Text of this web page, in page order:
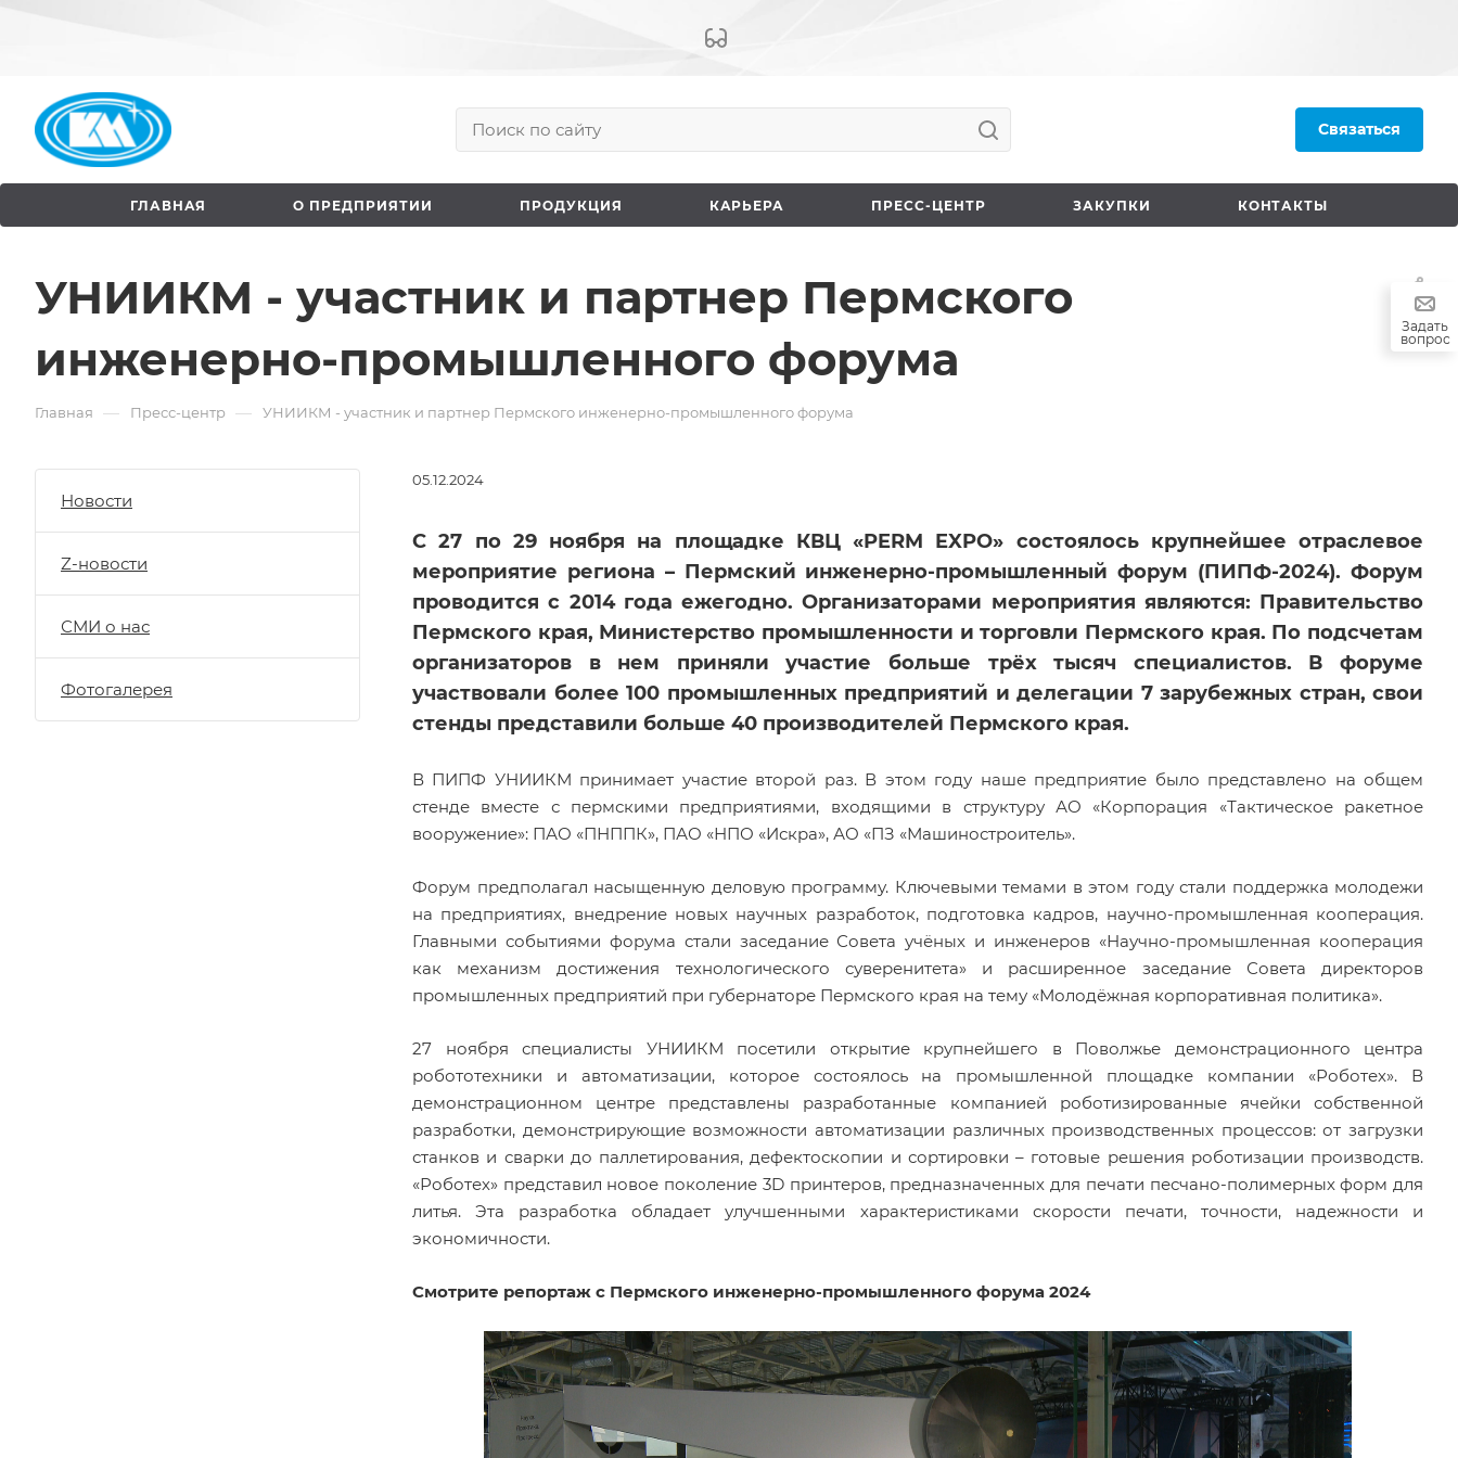
Связаться
ГЛАВНАЯ О ПРЕДПРИЯТИИ ПРОДУКЦИЯ КАРЬЕРА ПРЕCC-ЦЕНТР ЗАКУПКИ КОНТАКТЫ
УНИИКМ - участник и партнер Пермского
инженерно-промышленного форума
Главная — Пресс-центр — УНИИКМ - участник и партнер Пермского инженерно-промышленного форума
05.12.2024
С 27 по 29 ноября на площадке КВЦ «PERM EXPO» состоялось крупнейшее отраслевое
мероприятие региона – Пермский инженерно-промышленный форум (ПИПФ-2024). Форум
проводится с 2014 года ежегодно. Организаторами мероприятия являются: Правительство
Пермского края, Министерство промышленности и торговли Пермского края. По подсчетам
организаторов в нем приняли участие больше трёх тысяч специалистов. В форуме
участвовали более 100 промышленных предприятий и делегации 7 зарубежных стран, свои
стенды представили больше 40 производителей Пермского края.
В ПИПФ УНИИКМ принимает участие второй раз. В этом году наше предприятие было представлено на общем
стенде вместе с пермскими предприятиями, входящими в структуру АО «Корпорация «Тактическое ракетное
вооружение»: ПАО «ПНППК», ПАО «НПО «Искра», АО «ПЗ «Машиностроитель».
Форум предполагал насыщенную деловую программу. Ключевыми темами в этом году стали поддержка молодежи
на предприятиях, внедрение новых научных разработок, подготовка кадров, научно-промышленная кооперация.
Главными событиями форума стали заседание Совета учёных и инженеров «Научно-промышленная кооперация
как механизм достижения технологического суверенитета» и расширенное заседание Совета директоров
промышленных предприятий при губернаторе Пермского края на тему «Молодёжная корпоративная политика».
27 ноября специалисты УНИИКМ посетили открытие крупнейшего в Поволжье демонстрационного центра
робототехники и автоматизации, которое состоялось на промышленной площадке компании «Роботех». В
демонстрационном центре представлены разработанные компанией роботизированные ячейки собственной
разработки, демонстрирующие возможности автоматизации различных производственных процессов: от загрузки
станков и сварки до паллетирования, дефектоскопии и сортировки – готовые решения роботизации производств.
«Роботех» представил новое поколение 3D принтеров, предназначенных для печати песчано-полимерных форм для
литья. Эта разработка обладает улучшенными характеристиками скорости печати, точности, надежности и
экономичности.
Смотрите репортаж с Пермского инженерно-промышленного форума 2024
Новости
Z-новости
СМИ о нас
Фотогалерея